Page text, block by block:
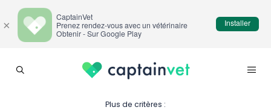
Plus de critères :
×
CaptainVet
Prenez rendez-vous avec un vétérinaire
Obtenir - Sur Google Play
Installer